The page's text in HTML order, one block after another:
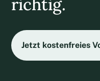
richtig.
Jetzt kostenfreies